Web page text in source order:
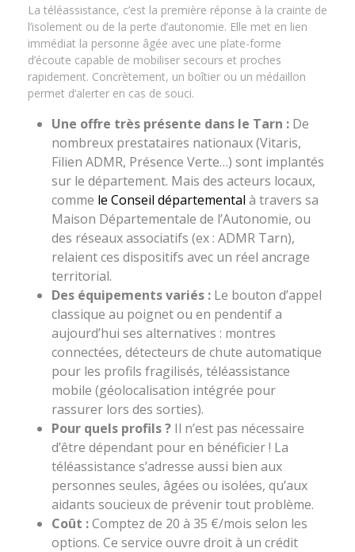
La téléassistance, c’est la première réponse à la crainte de
l’isolement ou de la perte d’autonomie. Elle met en lien
immédiat la personne âgée avec une plate-forme
d’écoute capable de mobiliser secours et proches
rapidement. Concrètement, un boîtier ou un médaillon
permet d’alerter en cas de souci.
Une offre très présente dans le Tarn : De
nombreux prestataires nationaux (Vitaris,
Filien ADMR, Présence Verte…) sont implantés
sur le département. Mais des acteurs locaux,
comme le Conseil départemental à travers sa
Maison Départementale de l’Autonomie, ou
des réseaux associatifs (ex : ADMR Tarn),
relaient ces dispositifs avec un réel ancrage
territorial.
Des équipements variés : Le bouton d’appel
classique au poignet ou en pendentif a
aujourd’hui ses alternatives : montres
connectées, détecteurs de chute automatique
pour les profils fragilisés, téléassistance
mobile (géolocalisation intégrée pour
rassurer lors des sorties).
Pour quels profils ? Il n’est pas nécessaire
d’être dépendant pour en bénéficier ! La
téléassistance s’adresse aussi bien aux
personnes seules, âgées ou isolées, qu’aux
aidants soucieux de prévenir tout problème.
Coût :Comptez de 20 à 35 €/mois selon les
options. Ce service ouvre droit à un crédit